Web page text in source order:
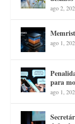
ago 2,
ago 1,
para
ago 1,